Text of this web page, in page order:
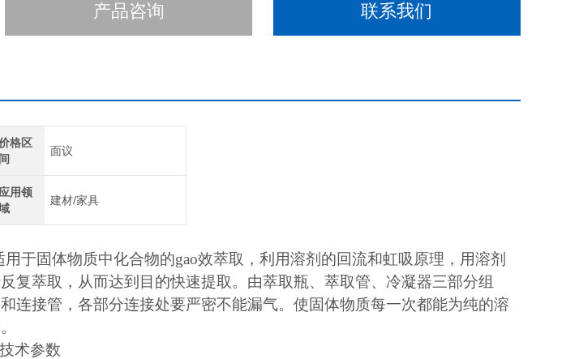
产品咨询 联系我们
格区
间
面议
应用领
建材/家具
用于固体物质中化合物的gao效萃取，利用溶剂的回流和虹吸原理，用溶剂
复萃取，从而达到目的快速提取。由萃取瓶、萃取管、冷凝器三部分组
连接管，各部分连接处要严密不能漏气。使固体物质每一次都能为纯的溶
技术参数